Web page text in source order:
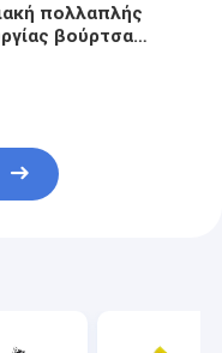
πολλαπλής
βούρτσα